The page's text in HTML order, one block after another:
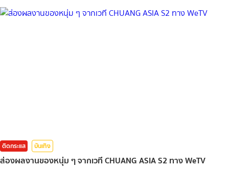
ติดกระแส บันเทิง
ส่องผลงานของหนุ่ม ๆ จากเวที CHUANG ASIA S2 ทาง WeTV